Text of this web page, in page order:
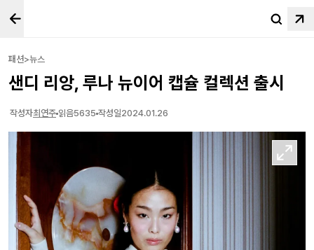
패션>뉴스
샌디 리앙, 루나 뉴이어 캡슐 컬렉션 출시
작성자최연주 읽음5635 작성일2024.01.26